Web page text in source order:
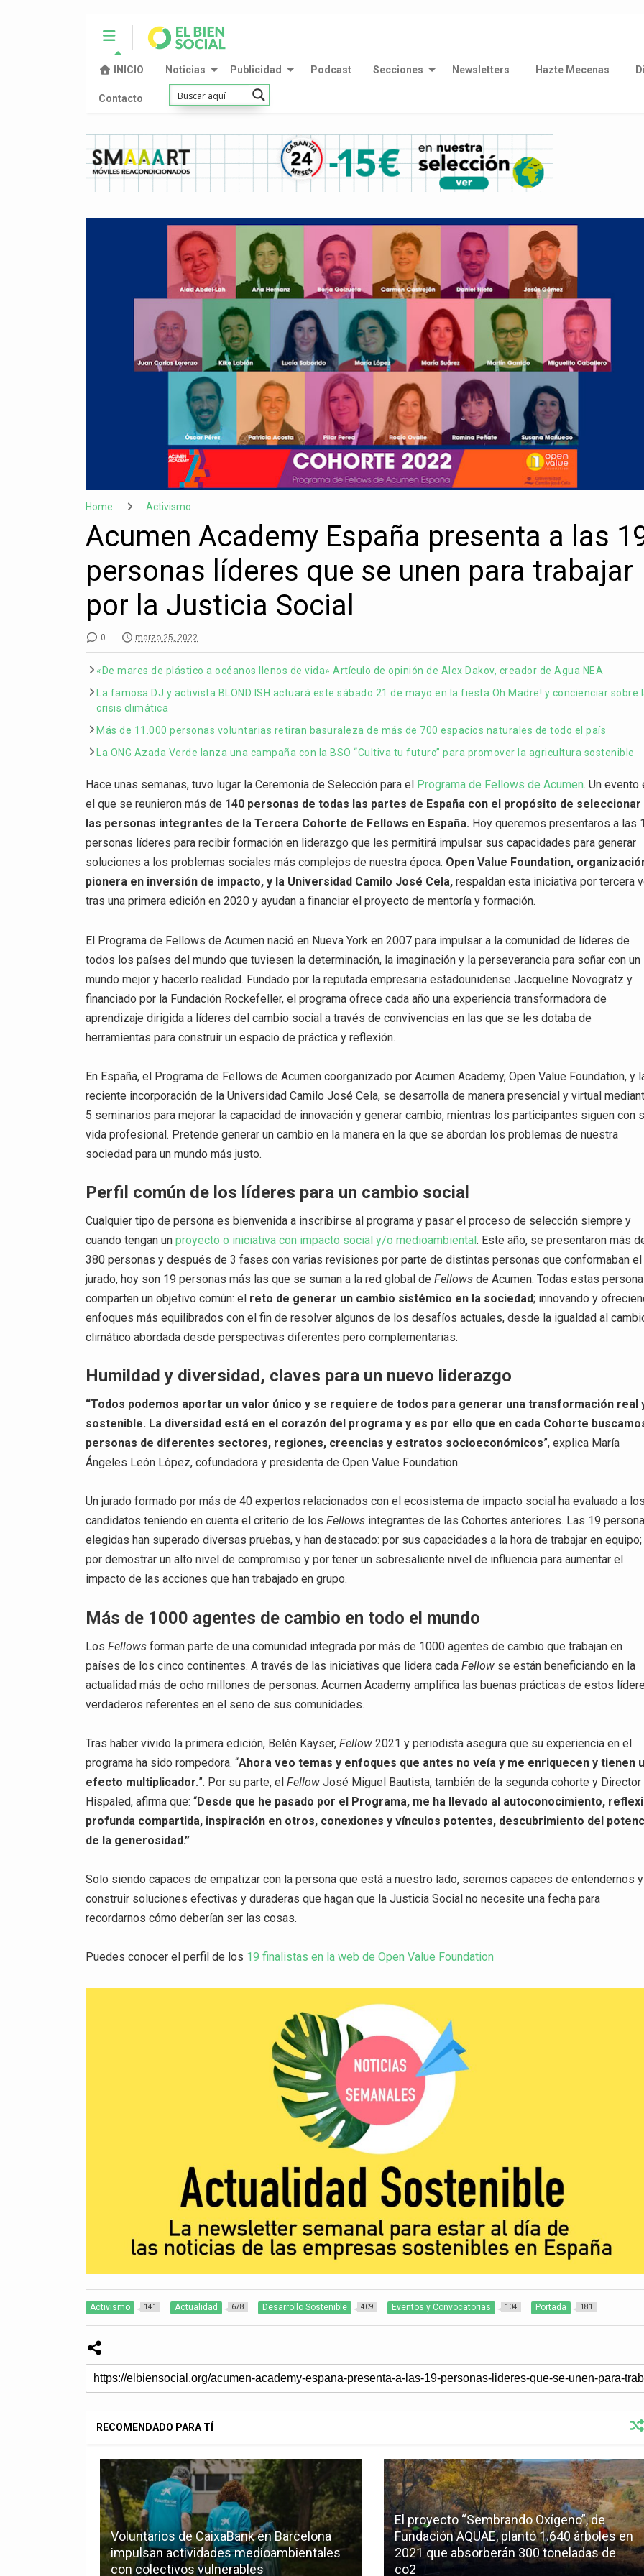
INICIO Noticias Publicidad Podcast Secciones Newsletters Hazte Mecenas
Contacto
Home Activismo
Acumen Academy España presenta a las
personas líderes que se unen para trabajar
por la Justicia Social
0 marzo 25, 2022
«De mares de plástico a océanos llenos de vida» Artículo de opinión de Alex Dakov, creador de Agua NEA
La famosa DJ y activista BLOND:ISH actuará este sábado 21 de mayo en la fiesta Oh Madre! y concienciar sobre
crisis climática
Más de 11.000 personas voluntarias retiran basuraleza de más de 700 espacios naturales de todo el país
La ONG Azada Verde lanza una campaña con la BSO “Cultiva tu futuro” para promover la agricultura sostenible
Hace unas semanas, tuvo lugar la Ceremonia de Selección para el Programa de Fellows de Acumen. Un evento
el que se reunieron más de 140 personas de todas las partes de España con el propósito de seleccionar
las personas integrantes de la Tercera Cohorte de Fellows en España. Hoy queremos presentaros a las
personas líderes para recibir formación en liderazgo que les permitirá impulsar sus capacidades para generar
soluciones a los problemas sociales más complejos de nuestra época. Open Value Foundation,
pionera en inversión de impacto, y la Universidad Camilo José Cela, respaldan esta iniciativa por tercera
tras una primera edición en 2020 y ayudan a financiar el proyecto de mentoría y formación.
El Programa de Fellows de Acumen nació en Nueva York en 2007 para impulsar a la comunidad de líderes de
todos los países del mundo que tuviesen la determinación, la imaginación y la perseverancia para soñar con un
mundo mejor y hacerlo realidad. Fundado por la reputada empresaria estadounidense Jacqueline Novogratz y
financiado por la Fundación Rockefeller, el programa ofrece cada año una experiencia transformadora de
aprendizaje dirigida a líderes del cambio social a través de convivencias en las que se les dotaba de
herramientas para construir un espacio de práctica y reflexión.
En España, el Programa de Fellows de Acumen coorganizado por Acumen Academy, Open Value Foundation, y
reciente incorporación de la Universidad Camilo José Cela, se desarrolla de manera presencial y virtual
5 seminarios para mejorar la capacidad de innovación y generar cambio, mientras los participantes siguen con
vida profesional. Pretende generar un cambio en la manera en la que se abordan los problemas de nuestra
sociedad para un mundo más justo.
Perfil común de los líderes para un cambio social
Cualquier tipo de persona es bienvenida a inscribirse al programa y pasar el proceso de selección siempre y
cuando tengan unproyecto o iniciativa con impacto social y/o medioambiental. Este año, se presentaron más
380 personas y después de 3 fases con varias revisiones por parte de distintas personas que conformaban el
jurado, hoy son 19 personas más las que se suman a la red global deFellows de Acumen. Todas estas
comparten un objetivo común: el reto de generar un cambio sistémico en la sociedad; innovando y
enfoques más equilibrados con el fin de resolver algunos de los desafíos actuales, desde la igualdad al
climático abordada desde perspectivas diferentes pero complementarias.
Humildad y diversidad, claves para un nuevo liderazgo
“Todos podemos aportar un valor único y se requiere de todos para generar una transformación real
sostenible. La diversidad está en el corazón del programa y es por ello que en cada Cohorte
personas de diferentes sectores, regiones, creencias y estratos socioeconómicos”, explica María
Ángeles León López, cofundadora y presidenta de Open Value Foundation.
Un jurado formado por más de 40 expertos relacionados con el ecosistema de impacto social ha evaluado a los
candidatos teniendo en cuenta el criterio de losFellows integrantes de las Cohortes anteriores. Las 19
elegidas han superado diversas pruebas, y han destacado: por sus capacidades a la hora de trabajar en equipo;
por demostrar un alto nivel de compromiso y por tener un sobresaliente nivel de influencia para aumentar el
impacto de las acciones que han trabajado en grupo.
Más de 1000 agentes de cambio en todo el mundo
LosFellows forman parte de una comunidad integrada por más de 1000 agentes de cambio que trabajan en
países de los cinco continentes. A través de las iniciativas que lidera cadaFellow se están beneficiando en la
actualidad más de ocho millones de personas. Acumen Academy amplifica las buenas prácticas de estos
verdaderos referentes en el seno de sus comunidades.
Tras haber vivido la primera edición, Belén Kayser,Fellow2021 y periodista asegura que su experiencia en el
programa ha sido rompedora. “Ahora veo temas y enfoques que antes no veía y me enriquecen y tienen
efecto multiplicador.”. Por su parte, elFellow José Miguel Bautista, también de la segunda cohorte y Director
Hispaled, afirma que: “Desde que he pasado por el Programa, me ha llevado al autoconocimiento,
profunda compartida, inspiración en otros, conexiones y vínculos potentes, descubrimiento del
de la generosidad.”
Solo siendo capaces de empatizar con la persona que está a nuestro lado, seremos capaces de entendernos y
construir soluciones efectivas y duraderas que hagan que la Justicia Social no necesite una fecha para
recordarnos cómo deberían ser las cosas.
Puedes conocer el perfil de los 19 finalistas en la web de Open Value Foundation
Activismo 141 Actualidad 678 Desarrollo Sostenible 409 Eventos y Convocatorias 104 Portada 181
RECOMENDADO PARA TÍ
Voluntarios de CaixaBank en Barcelona
impulsan actividades medioambientales
con colectivos vulnerables
El proyecto “Sembrando Oxígeno”, de
Fundación AQUAE, plantó 1.640 árboles en
2021 que absorberán 300 toneladas de
co2